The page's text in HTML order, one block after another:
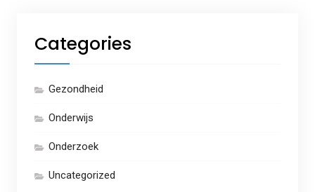
Categories
Gezondheid
Onderwijs
Onderzoek
Uncategorized